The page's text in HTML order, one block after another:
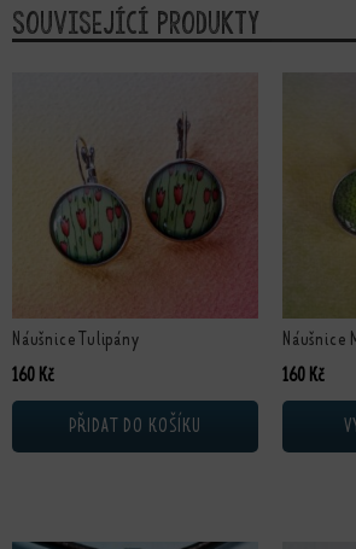
Související produkty
Náušnice Tulipány
160 Kč
PŘIDAT DO KOŠÍKU
Náušnice
160 Kč